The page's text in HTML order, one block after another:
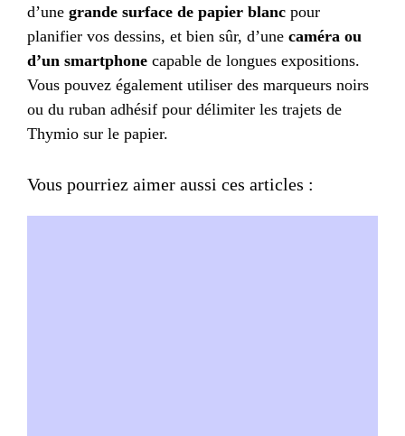
d’une grande surface de papier blanc pour
planifier vos dessins, et bien sûr, d’une caméra ou
d’un smartphone capable de longues expositions.
Vous pouvez également utiliser des marqueurs noirs
ou du ruban adhésif pour délimiter les trajets de
Thymio sur le papier.
Vous pourriez aimer aussi ces articles :